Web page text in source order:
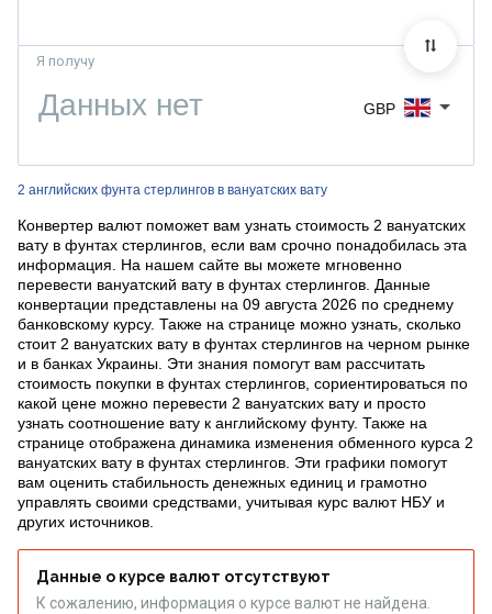
2 английских фунта стерлингов в вануатских вату
Я получу
GBP
Конвертер валют поможет вам узнать стоимость 2 вануатских
вату в фунтах стерлингов, если вам срочно понадобилась эта
информация. На нашем сайте вы можете мгновенно
перевести вануатский вату в фунтах стерлингов. Данные
конвертации представлены на 09 августа 2026 по среднему
банковскому курсу. Также на странице можно узнать, сколько
стоит 2 вануатских вату в фунтах стерлингов на черном рынке
и в банках Украины. Эти знания помогут вам рассчитать
стоимость покупки в фунтах стерлингов, сориентироваться по
какой цене можно перевести 2 вануатских вату и просто
узнать соотношение вату к английскому фунту. Также на
странице отображена динамика изменения обменного курса 2
вануатских вату в фунтах стерлингов. Эти графики помогут
вам оценить стабильность денежных единиц и грамотно
управлять своими средствами, учитывая курс валют НБУ и
других источников.
Данные о курсе валют отсутствуют
К сожалению, информация о курсе валют не найдена.